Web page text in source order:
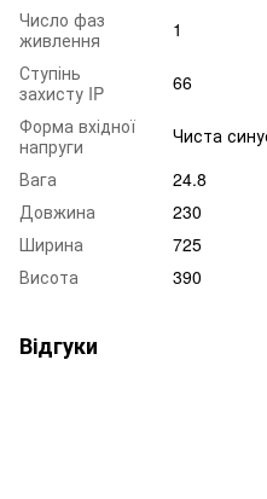
Число фаз
живлення
1
Ступінь
захисту IP
66
Форма вхідної
напруги
Чиста
Вага
24.8
Довжина
230
Ширина
725
Висота
390
Відгуки